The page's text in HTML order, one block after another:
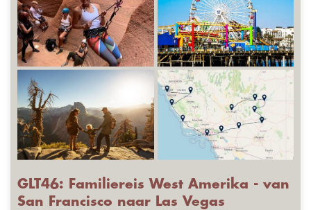
GLT46: Familiereis West Amerika - van
San Francisco naar Las Vegas